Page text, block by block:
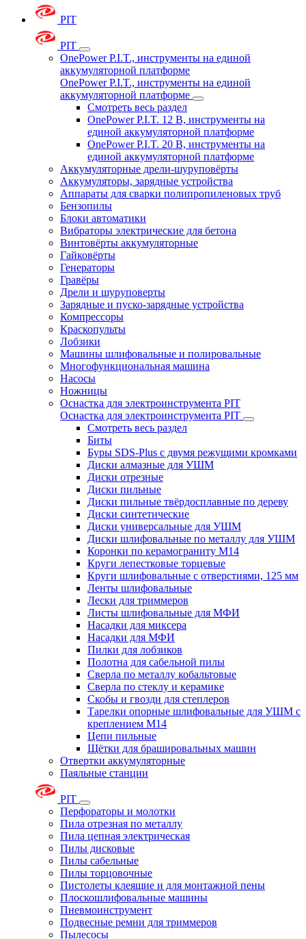
PIT
PIT
OnePower P.I.T., инструменты на единой
аккумуляторной платформе
OnePower P.I.T., инструменты на единой
аккумуляторной платформе
Смотреть весь раздел
OnePower P.I.T. 12 В, инструменты на
единой аккумуляторной платформе
OnePower P.I.T. 20 В, инструменты на
единой аккумуляторной платформе
Аккумуляторные дрели-шуруповёрты
Аккумуляторы, зарядные устройства
Аппараты для сварки полипропиленовых труб
Бензопилы
Блоки автоматики
Вибраторы электрические для бетона
Винтовёрты аккумуляторные
Гайковёрты
Генераторы
Гравёры
Дрели и шуруповерты
Зарядные и пуско-зарядные устройства
Компрессоры
Краскопульты
Лобзики
Машины шлифовальные и полировальные
Многофункциональная машина
Насосы
Ножницы
Оснастка для электроинструмента PIT
Оснастка для электроинструмента PIT
Смотреть весь раздел
Биты
Буры SDS-Plus c двумя режущими кромками
Диски алмазные для УШМ
Диски отрезные
Диски пильные
Диски пильные твёрдосплавные по дереву
Диски синтетические
Диски универсальные для УШМ
Диски шлифовальные по металлу для УШМ
Коронки по керамограниту M14
Круги лепестковые торцевые
Круги шлифовальные с отверстиями, 125 мм
Ленты шлифовальные
Лески для триммеров
Листы шлифовальные для МФИ
Насадки для миксера
Насадки для МФИ
Пилки для лобзиков
Полотна для сабельной пилы
Сверла по металлу кобальтовые
Сверла по стеклу и керамике
Скобы и гвозди для степлеров
Тарелки опорные шлифовальные для УШМ с
креплением М14
Цепи пильные
Щётки для брашировальных машин
Отвертки аккумуляторные
Паяльные станции
PIT
Перфораторы и молотки
Пила отрезная по металлу
Пила цепная электрическая
Пилы дисковые
Пилы сабельные
Пилы торцовочные
Пистолеты клеящие и для монтажной пены
Плоскошлифовальные машины
Пневмоинструмент
Подвесные ремни для триммеров
Пылесосы